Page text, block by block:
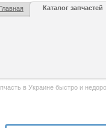
Главная Каталог запчастей
в Украине быстро и